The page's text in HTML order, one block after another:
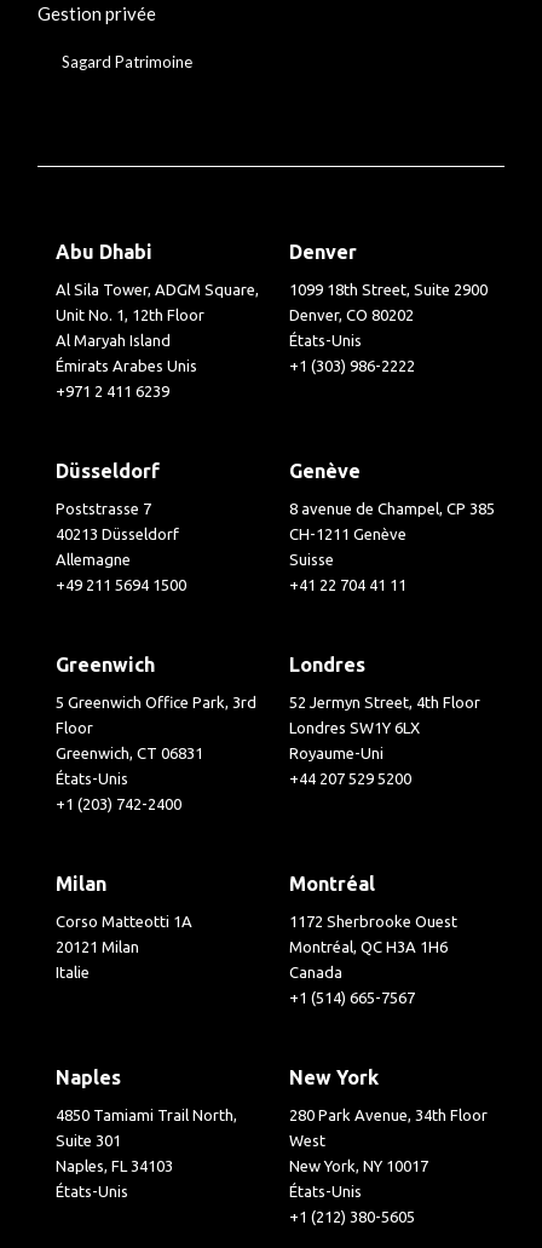
Gestion privée
Sagard Patrimoine
Abu Dhabi
Al Sila Tower, ADGM Square,
Unit No. 1, 12th Floor
Al Maryah Island
Émirats Arabes Unis
+971 2 411 6239
Denver
1099 18th Street, Suite 2900
Denver, CO 80202
États-Unis
+1 (303) 986-2222
Düsseldorf
Poststrasse 7
40213 Düsseldorf
Allemagne
+49 211 5694 1500
Genève
8 avenue de Champel, CP 385
CH-1211 Genève
Suisse
+41 22 704 41 11
Greenwich
5 Greenwich Office Park, 3rd
Floor
Greenwich, CT 06831
États-Unis
+1 (203) 742-2400
Londres
52 Jermyn Street, 4th Floor
Londres SW1Y 6LX
Royaume-Uni
+44 207 529 5200
Milan
Corso Matteotti 1A
20121 Milan
Italie
Montréal
1172 Sherbrooke Ouest
Montréal, QC H3A 1H6
Canada
+1 (514) 665-7567
Naples
4850 Tamiami Trail North,
Suite 301
Naples, FL 34103
États-Unis
New York
280 Park Avenue, 34th Floor
West
New York, NY 10017
États-Unis
+1 (212) 380-5605